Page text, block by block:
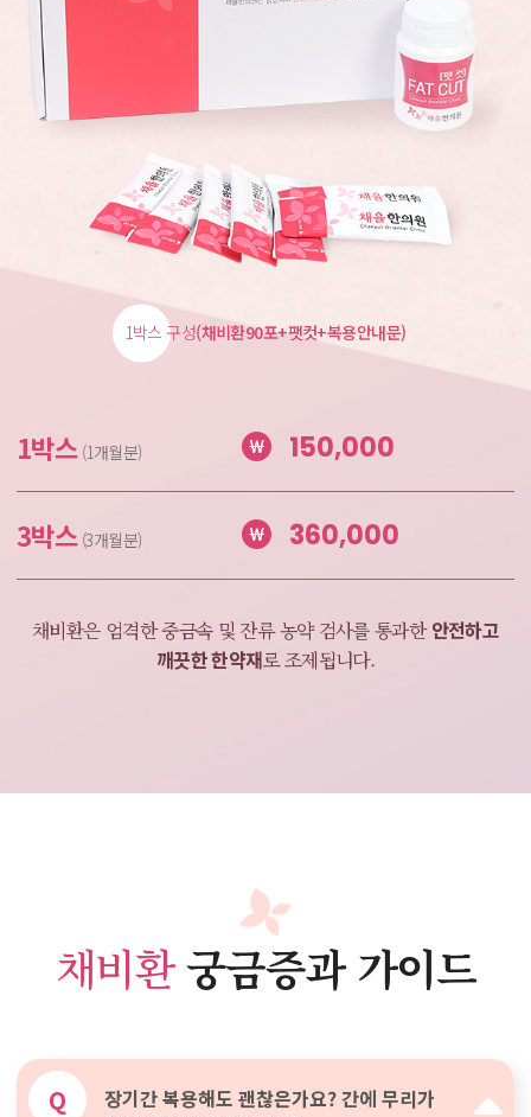
1박스 구성(채비환90포+팻컷+복용안내문)
1박스(1개월분) 150,000
3박스(3개월분) 360,000
채비환은 엄격한 중금속 및 잔류 농약 검사를통과한안전하고
깨끗한 한약재로 조제됩니다.
채비환궁금증과 가이드
Q
장기간 복용해도 괜찮은가요? 간에 무리가